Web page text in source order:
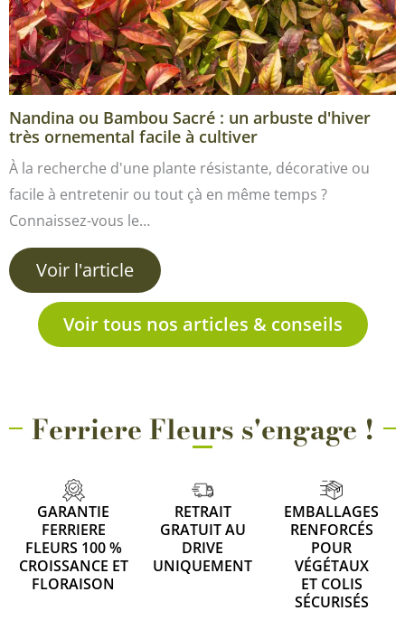
Nandina ou Bambou Sacré : un arbuste d'hiver
très ornemental facile à cultiver
À la recherche d'une plante résistante, décorative ou
facile à entretenir ou tout çà en même temps ?
Connaissez-vous le…
Voir l'article
Voir tous nos articles & conseils
Ferriere Fleurs s'engage !
GARANTIE
FERRIERE
FLEURS 100 %
CROISSANCE ET
FLORAISON
RETRAIT
GRATUIT AU
DRIVE
UNIQUEMENT
EMBALLAGES
RENFORCÉS
POUR
VÉGÉTAUX
ET COLIS
SÉCURISÉS